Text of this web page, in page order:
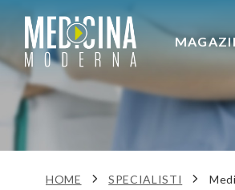
HOME SPECIALISTI